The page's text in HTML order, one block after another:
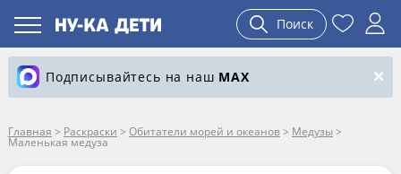
Поиск
Подписывайтесь на наш MAX
Главная > Раскраски > Обитатели морей и океанов> Медузы >
Маленькая медуза